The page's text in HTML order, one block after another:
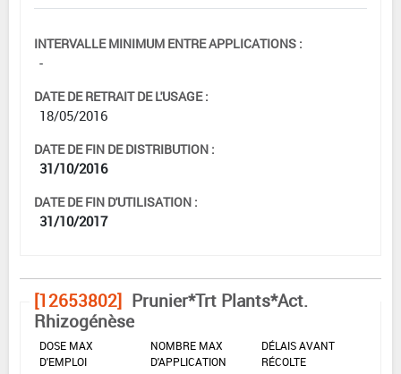
INTERVALLE MINIMUM ENTRE APPLICATIONS :
-
DATE DE RETRAIT DE L'USAGE :
18/05/2016
DATE DE FIN DE DISTRIBUTION :
31/10/2016
DATE DE FIN D'UTILISATION :
31/10/2017
[12653802] Prunier*Trt Plants*Act.
Rhizogénèse
DOSE MAX
D'EMPLOI
NOMBRE MAX
D'APPLICATION
DÉLAIS AVANT
RÉCOLTE